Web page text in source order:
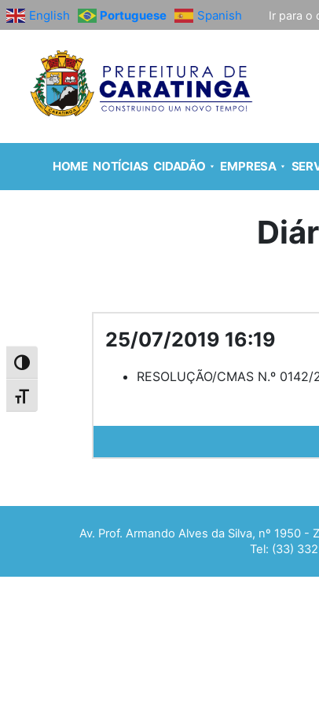
Alternar alto contraste
Alternar tamanho da fonte
English Portuguese Spanish Ir para o
HOME NOTÍCIAS CIDADÃO EMPRESA
25/07/2019 16:19
RESOLUÇÃO/CMAS N.º 0142/
Av. Prof. Armando Alves da Silva, nº 1950
Tel: (33)